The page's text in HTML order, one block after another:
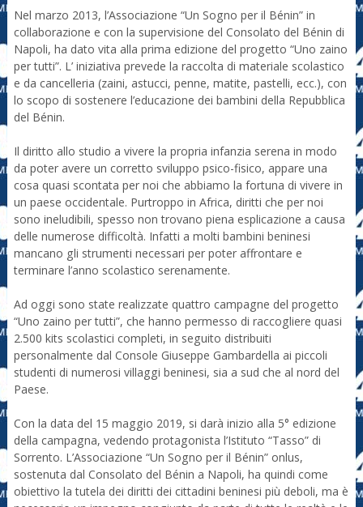
Nel marzo 2013, l’Associazione “Un Sogno per il Bénin” in
collaborazione e con la supervisione del Consolato del Bénin di
Napoli, ha dato vita alla prima edizione del progetto “Uno zaino
per tutti”. L’ iniziativa prevede la raccolta di materiale scolastico
e da cancelleria (zaini, astucci, penne, matite, pastelli, ecc.), con
lo scopo di sostenere l’educazione dei bambini della Repubblica
del Bénin.
Il diritto allo studio a vivere la propria infanzia serena in modo
da poter avere un corretto sviluppo psico-fisico, appare una
cosa quasi scontata per noi che abbiamo la fortuna di vivere in
un paese occidentale. Purtroppo in Africa, diritti che per noi
sono ineludibili, spesso non trovano piena esplicazione a causa
delle numerose difficoltà. Infatti a molti bambini beninesi
mancano gli strumenti necessari per poter affrontare e
terminare l’anno scolastico serenamente.
Ad oggi sono state realizzate quattro campagne del progetto
“Uno zaino per tutti”, che hanno permesso di raccogliere quasi
2.500 kits scolastici completi, in seguito distribuiti
personalmente dal Console Giuseppe Gambardella ai piccoli
studenti di numerosi villaggi beninesi, sia a sud che al nord del
Paese.
Con la data del 15 maggio 2019, si darà inizio alla 5° edizione
della campagna, vedendo protagonista l’Istituto “Tasso” di
Sorrento. L’Associazione “Un Sogno per il Bénin” onlus,
sostenuta dal Consolato del Bénin a Napoli, ha quindi come
obiettivo la tutela dei diritti dei cittadini beninesi più deboli, ma è